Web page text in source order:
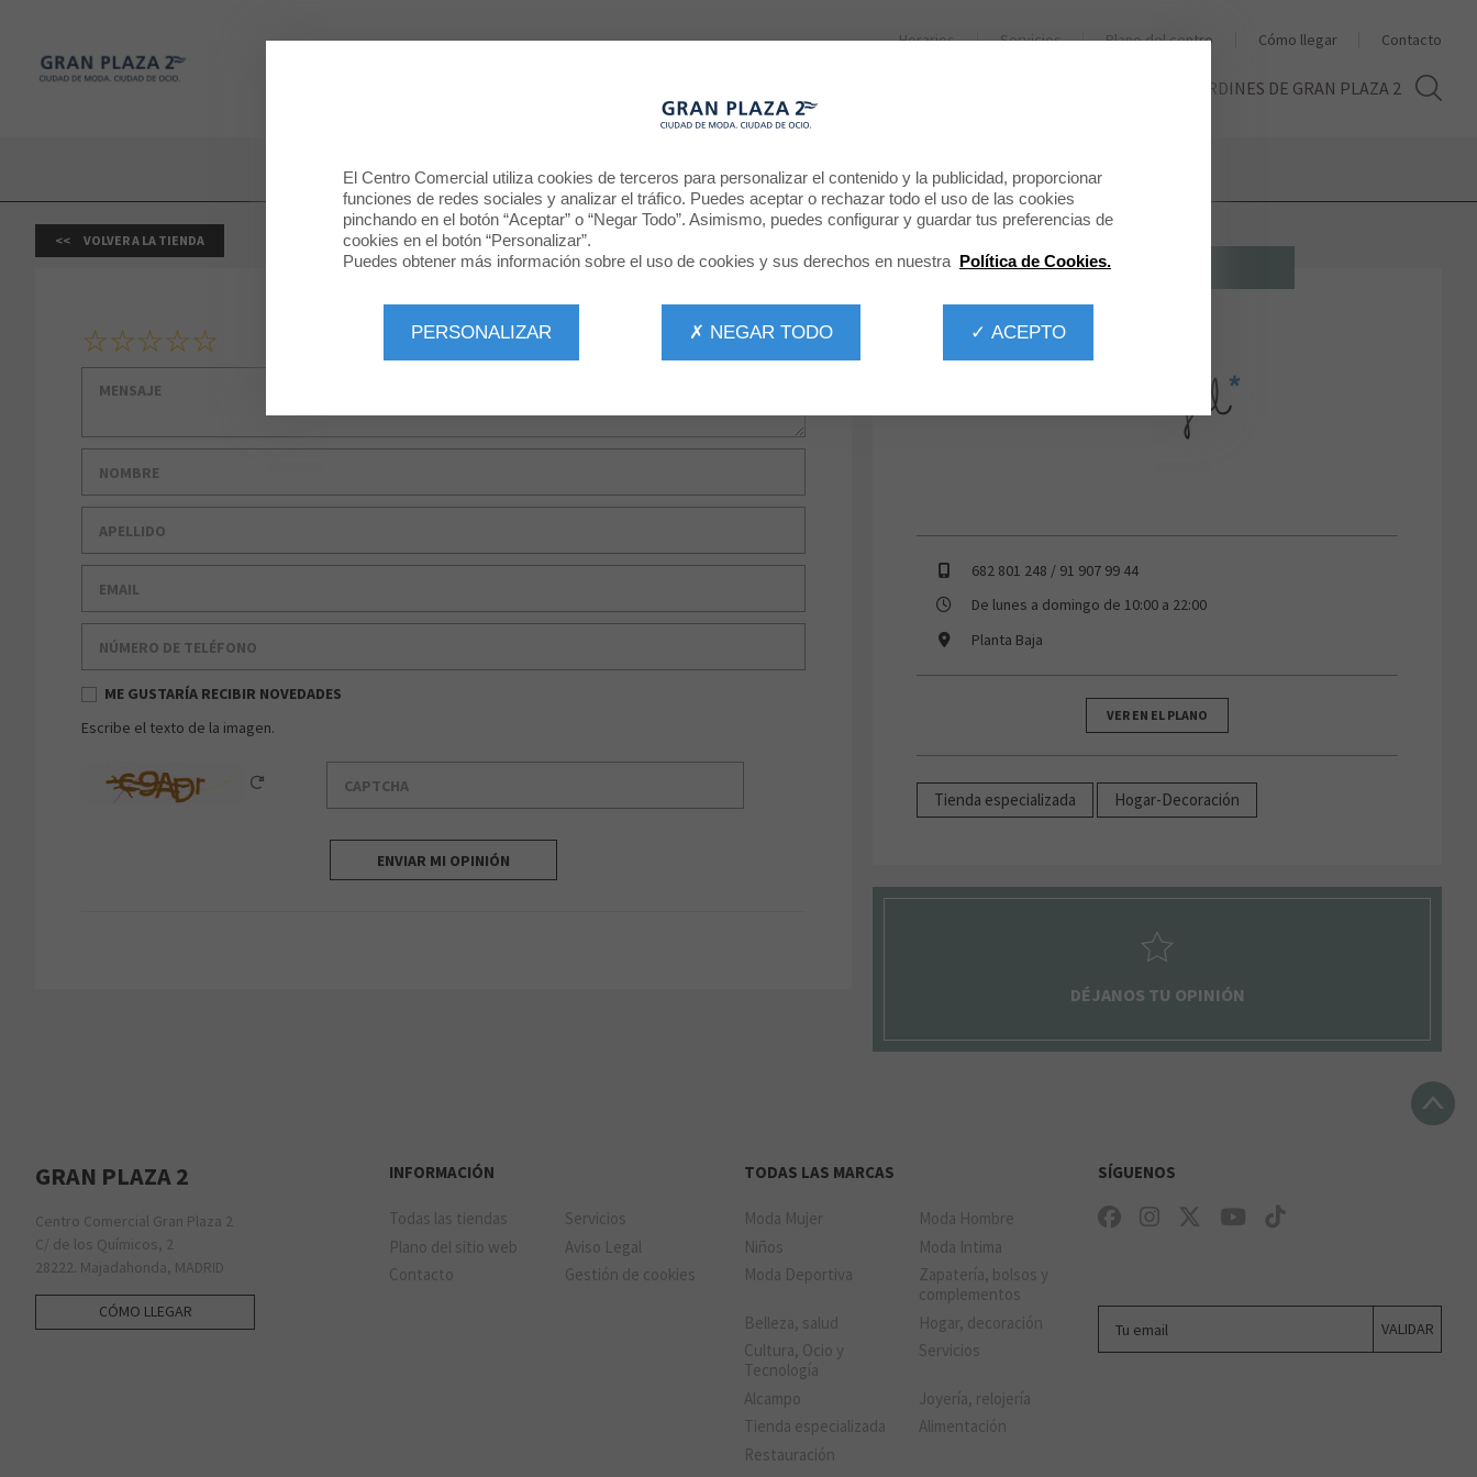
Gran Plaza 2
LOS JARDINES DE GRAN PLAZA 2
Horarios Servicios Plano del centro Cómo llegar Contacto
DÉJANOS TU OPINIÓN
Mr. Wonderful
VOLVER A LA TIENDA
Tu clasificación 4
3
2
1
ME GUSTARÍA RECIBIR NOVEDADES
Escribe el texto de la imagen.
Captcha
ENVIAR MI OPINIÓN
682 801 248 / 91 907 99 44
De lunes a domingo de 10:00 a 22:00
Planta Baja
VER EN EL PLANO
Tienda especializada Hogar-Decoración
DÉJANOS TU OPINIÓN
GRAN PLAZA 2
Centro Comercial Gran Plaza 2
C/ de los Químicos, 2
28222. Majadahonda, MADRID
CÓMO LLEGAR
INFORMACIÓN
Todas las tiendas
Servicios
Plano del sitio web
Aviso Legal
Contacto
Gestión de cookies
TODAS LAS MARCAS
Moda Mujer
Moda Hombre
Niños
Moda Intima
Moda Deportiva
Zapatería, bolsos y
complementos
Belleza, salud
Hogar, decoración
Cultura, Ocio y
Tecnología
Servicios
Alcampo
Joyería, relojería
Tienda especializada
Alimentación
Restauración
SÍGUENOS
VALIDAR
El Centro Comercial utiliza cookies de terceros para personalizar el contenido y la publicidad, proporcionar
funciones de redes sociales y analizar el tráfico. Puedes aceptar o rechazar todo el uso de las cookies
pinchando en el botón “Aceptar” o “Negar Todo”. Asimismo, puedes configurar y guardar tus preferencias de
cookies en el botón “Personalizar”.
Puedes obtener más información sobre el uso de cookies y sus derechos en nuestra Política de Cookies.
✓ ACEPTO
✗ NEGAR TODO
PERSONALIZAR